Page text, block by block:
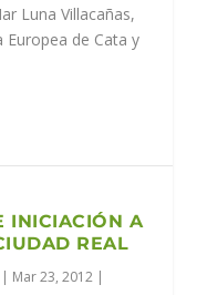
Luna Villacañas,
de Cata y
INICIACIÓN A
REAL
| Mar 23, 2012 |